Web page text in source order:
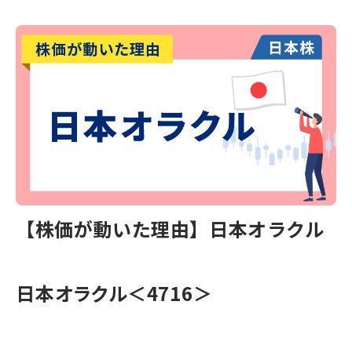
【株価が動いた理由】日本オラクル
日本オラクル＜4716＞